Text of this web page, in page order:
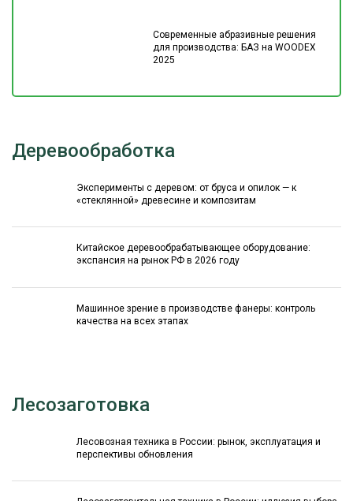
Современные абразивные решения
для производства: БАЗ на WOODEX
2025
Деревообработка
Эксперименты с деревом: от бруса и опилок — к
«стеклянной» древесине и композитам
Китайское деревообрабатывающее оборудование:
экспансия на рынок РФ в 2026 году
Машинное зрение в производстве фанеры: контроль
качества на всех этапах
Лесозаготовка
Лесовозная техника в России: рынок, эксплуатация и
перспективы обновления